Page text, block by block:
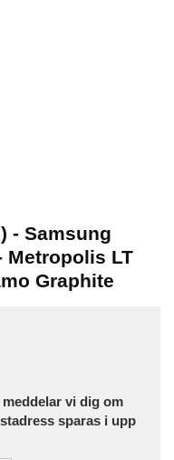
- Samsung
Metropolis LT
Graphite
vi dig om
sparas i upp